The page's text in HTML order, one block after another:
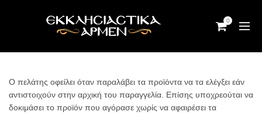
0
Ο πελάτης οφείλει όταν παραλάβει τα προϊόντα να τα ελέγξει εάν
αντιστοιχούν στην αρχική του παραγγελία. Επίσης υποχρεούται να
δοκιμάσει το προϊόν που αγόρασε χωρίς να αφαιρέσει τα